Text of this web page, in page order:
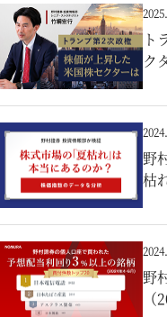
ト
ク
野
枯
野